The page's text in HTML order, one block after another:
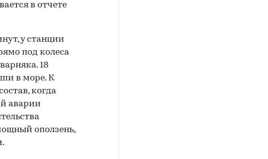
в отчете
у станции
под колеса
18
в море. К
когда
аварии
оползень,